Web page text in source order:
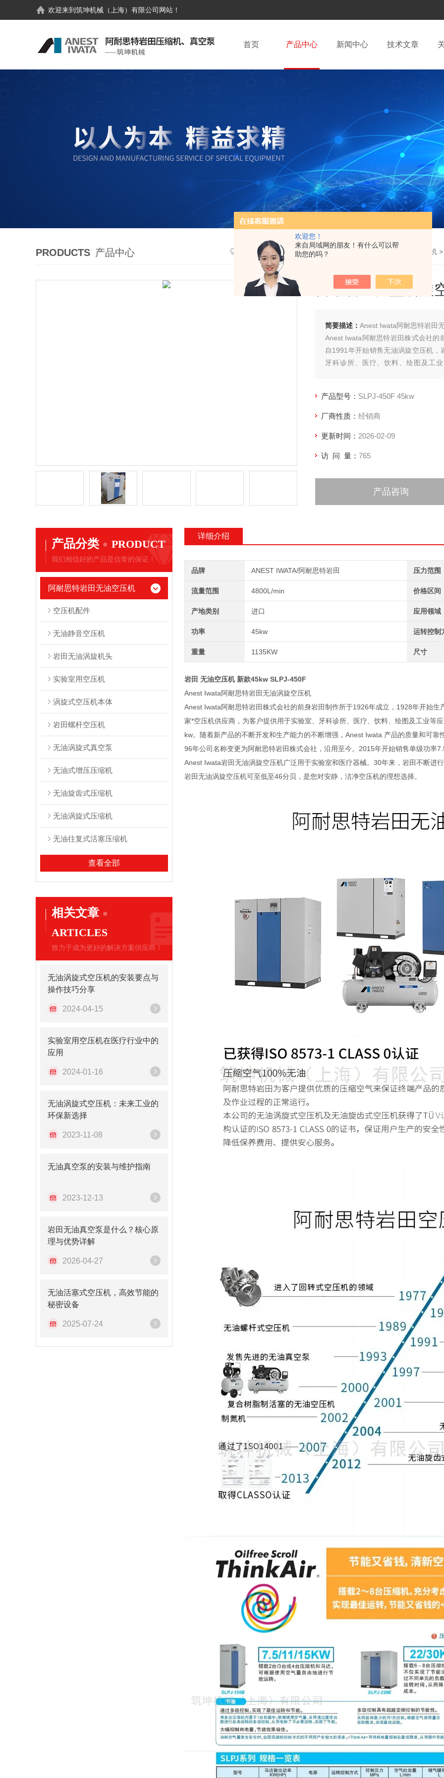
欢迎您！
来自局域网的朋友！有什么可以帮
助您的吗？
欢迎来到筑坤机械（上海）有限公司 网站！
首页 产品中心 新闻中心 技术文章
PRODUCTS 产品中心 >产品中心 >阿耐思特岩田无油空压机 无油涡旋式压缩机
日本岩田大型涡
简要描述： Anest Iwata阿耐思特岩田
Anest Iwata阿耐思特岩田株式会社
自1991年开始销售无油涡旋空压机
牙科诊所、医疗、饮料、绘图及工
产品型号： SLPJ-450F 45kw
厂商性质： 经销商
更新时间： 2026-02-09
访 问 量： 765
产品咨询
产品分类 PRODUCT
我们相信好的产品是信誉的保证！
阿耐思特岩田无油空压机
空压机配件
无油静音空压机
岩田无油涡旋机头
实验室用空压机
涡旋式空压机本体
岩田螺杆空压机
无油涡旋式真空泵
无油式增压压缩机
无油旋齿式压缩机
无油涡旋式压缩机
无油往复式活塞压缩机
查看全部
相关文章
ARTICLES
致力于成为更好的解决方案供应商！
无油涡旋式空压机的安装要点与
操作技巧分享
2024-04-15
实验室用空压机在医疗行业中的
应用
2024-01-16
无油涡旋式空压机：未来工业的
环保新选择
2023-11-08
无油真空泵的安装与维护指南
2023-12-13
岩田无油真空泵是什么？核心原
理与优势详解
2026-04-27
无油活塞式空压机，高效节能的
秘密设备
2025-07-24
详细介绍
品牌 ANEST IWATA/阿耐思特岩田 压力范围
流量范围 4800L/min 价格区间
产地类别 进口 应用领域
功率 45kw 运转控制
重量 1135KW 尺寸
岩田 无油空压机 新款45kw SLPJ-450F
Anest Iwata阿耐思特岩田无油涡旋空压机
Anest Iwata阿耐思特岩田株式会社的前身岩田制作所于1926年成立，1928年开始
家*空压机供应商，为客户提供用于实验室、牙科诊所、医疗、饮料、绘图及工业等
kw。随着新产品的不断开发和生产能力的不断增强，Anest Iwata 产品的质量和可
96年公司名称变更为阿耐思特岩田株式会社，沿用至今。2015年开始销售单级功率
Anest Iwata岩田无油涡旋空压机广泛用于实验室和医疗器械。30年来，岩田不断进
岩田无油涡旋空压机可至低至46分贝，是您对安静，洁净空压机的理想选择。